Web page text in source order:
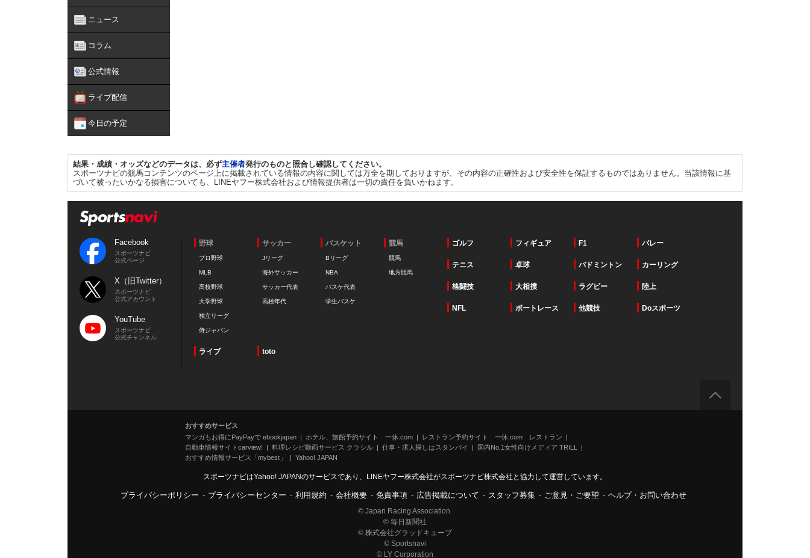
ニュース
コラム
公式情報
ライブ配信
今日の予定
結果・成績・オッズなどのデータは、必ず主催者発行のものと照合し確認してください。
スポーツナビの競馬コンテンツのページ上に掲載されている情報の内容に関しては万全を期しておりますが、その内容の正確性および安全性を保証するものではありません。当該情報に基
づいて被ったいかなる損害についても、LINEヤフー株式会社および情報提供者は一切の責任を負いかねます。
Facebook
スポーツナビ
公式ページ
X（旧Twitter）
スポーツナビ
公式アカウント
YouTube
スポーツナビ
公式チャンネル
野球
プロ野球
MLB
高校野球
大学野球
独立リーグ
侍ジャパン
サッカー
Jリーグ
海外サッカー
サッカー代表
高校年代
バスケット
Bリーグ
NBA
バスケ代表
学生バスケ
競馬
競馬
地方競馬
ゴルフ フィギュア F1 バレー
テニス 卓球 バドミントン カーリング
格闘技 大相撲 ラグビー 陸上
NFL ボートレース 他競技 Doスポーツ
ライブ toto
おすすめサービス
マンガもお得にPayPayで ebookjapan
ホテル、旅館予約サイト 一休.com
レストラン予約サイト 一休.com レストラン
自動車情報サイトcarview!
料理レシピ動画サービス クラシル 仕事・求人探しはスタンバイ
国内No.1女性向けメディア TRILL
おすすめ情報サービス「mybest」
Yahoo! JAPAN
スポーツナビはYahoo! JAPANのサービスであり、LINEヤフー株式会社がスポーツナビ株式会社と協力して運営しています。
プライバシーポリシー - プライバシーセンター - 利用規約 - 会社概要 - 免責事項 - 広告掲載について - スタッフ募集 - ご意見・ご要望 - ヘルプ・お問い合わせ
© Japan Racing Association.
© 毎日新聞社
© 株式会社グラッドキューブ
© Sportsnavi
© LY Corporation